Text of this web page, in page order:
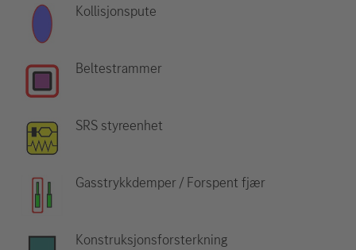
Kollisjonspute
Beltestrammer
SRS styreenhet
Gasstrykkdemper / Forspent fjær
Konstruksjonsforsterkning